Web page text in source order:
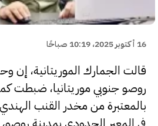
16 أكتوبر 2025، 10:19 صباحًا
قالت الجمارك الموريتانية، إن
روصو جنوبي موريتانيا، ضبطت
بالمعتبرة من مخدر القنب